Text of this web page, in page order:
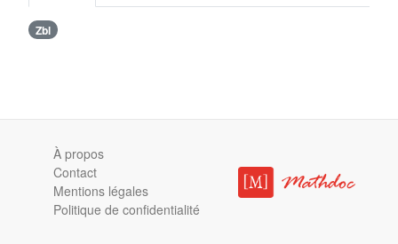
Zbl
À propos
Contact
Mentions légales
Politique de confidentialité